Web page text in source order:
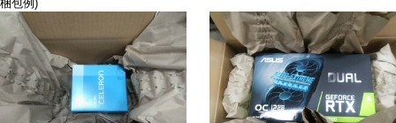
梱包例)